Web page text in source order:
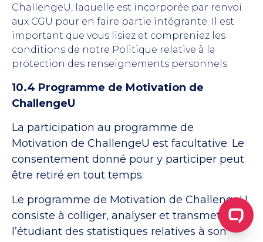
ChallengeU, laquelle est incorporée par renvoi
aux CGU pour en faire partie intégrante. Il est
important que vous lisiez et compreniez les
conditions de notre Politique relative à la
protection des renseignements personnels.
10.4 Programme de Motivation de
ChallengeU
La participation au programme de
Motivation de ChallengeU est facultative. Le
consentement donné pour y participer peut
être retiré en tout temps.
Le programme de Motivation de ChallengeU
consiste à colliger, analyser et transmettre à
l’étudiant des statistiques relatives à son